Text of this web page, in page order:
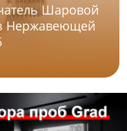
Шаровой
Нержавеющей